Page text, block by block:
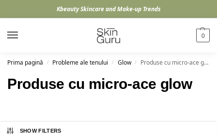
Kbeauty Skincare and Make-up Trends
0
Prima pagină / Probleme ale tenului / Glow / Produse cu micro-ace glow
Produse cu micro-ace glow
SHOW FILTERS